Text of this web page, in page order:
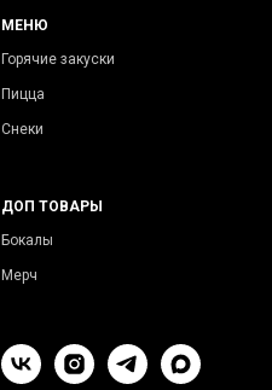
МЕНЮ
Горячие закуски
Пицца
Снеки
ДОП ТОВАРЫ
Бокалы
Мерч